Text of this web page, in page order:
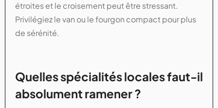
étroites et le croisement peut être stressant.
Privilégiez le van ou le fourgon compact pour plus
de sérénité.
Quelles spécialités locales faut-il
absolument ramener ?